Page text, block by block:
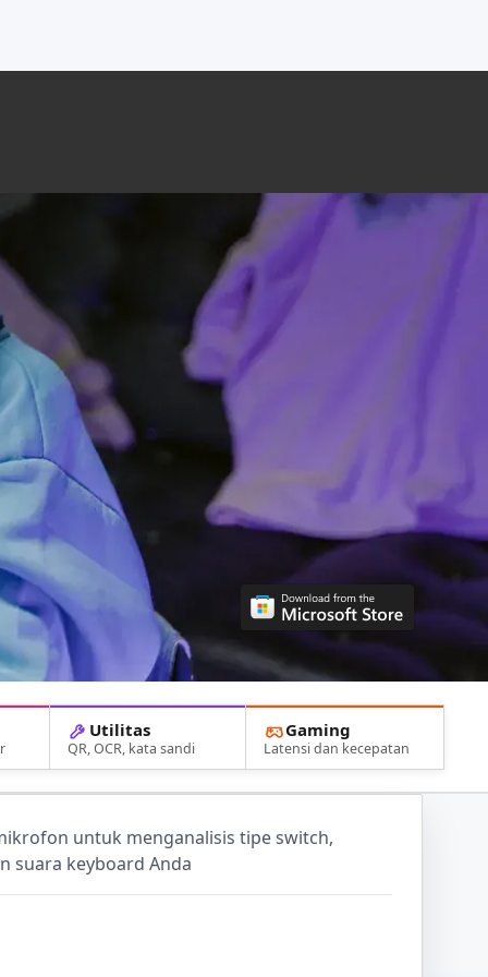
Utilitas
QR, OCR, kata sandi
Gaming
Latensi dan kecepatan
untuk menganalisis tipe switch,
suara keyboard Anda